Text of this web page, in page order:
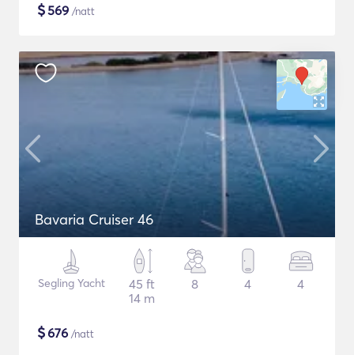
$569 /natt
Bavaria Cruiser 46
Segling Yacht
45 ft
14 m
8 4 4
$676 /natt